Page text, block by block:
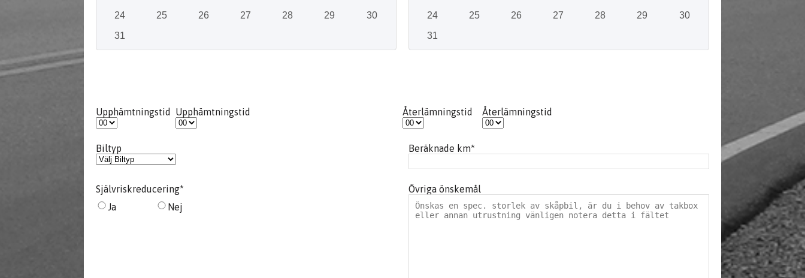
24
25 26 27 28 29
30
31
24
25 26 27 28 29
30
31
Upphämtningstid Upphämtningstid Återlämningstid Återlämningstid
Biltyp Beräknade km*
Självriskreducering*
Ja
Nej
Övriga önskemål